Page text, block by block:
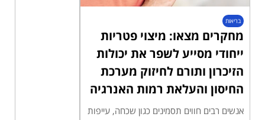
בריאות
מחקרים מצאו: מיצוי פטריות
ייחודי מסייע לשפר את יכולות
הזיכרון ותורם לחיזוק מערכת
החיסון והעלאת רמות האנרגיה
אנשים רבים חווים תסמינים כגון שכחה, עייפות